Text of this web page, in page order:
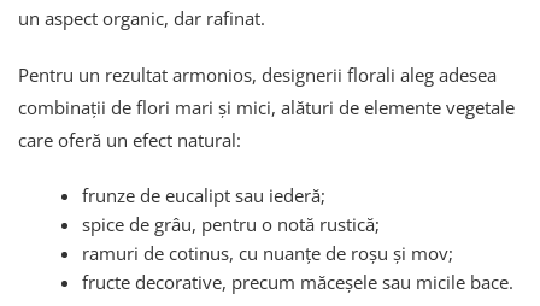
un aspect organic, dar rafinat.
Pentru un rezultat armonios, designerii florali aleg adesea
combinații de flori mari și mici, alături de elemente vegetale
care oferă un efect natural:
frunze de eucalipt sau iederă;
spice de grâu, pentru o notă rustică;
ramuri de cotinus, cu nuanțe de roșu și mov;
fructe decorative, precum măceșele sau micile bace.